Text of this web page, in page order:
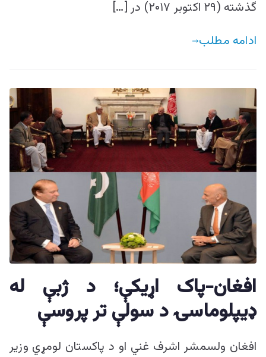
گذشته (۲۹ اکتوبر ۲۰۱۷) در […]
ادامه مطلب
افغان-پاک اړيکې؛ د ژبې له
ډيپلوماسۍ د سولې تر پروسې
افغان ولسمشر اشرف غني او د پاکستان لومړي وزیر